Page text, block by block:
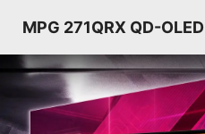
MPG 271QRX QD-OLED